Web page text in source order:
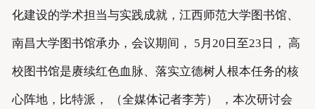
化建设的学术担当与实践成就，江西师范大学图书馆、
南昌大学图书馆承办，会议期间， 5月20日至23日， 高
校图书馆是赓续红色血脉、落实立德树人根本任务的核
心阵地，比特派， （全媒体记者李芳） ，本次研讨会